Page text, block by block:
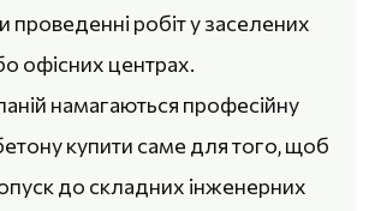
проведенні робіт у заселених
офісних центрах.
намагаються професійну
купити саме для того, щоб
до складних інженерних